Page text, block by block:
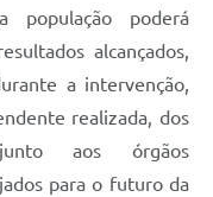
população poderá
alcançados,
a intervenção,
realizada, dos
junto aos órgãos
para o futuro da